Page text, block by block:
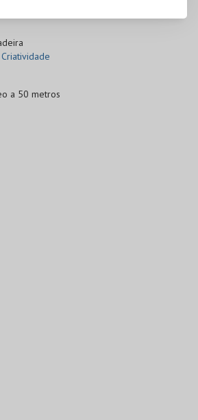
a 50 metros